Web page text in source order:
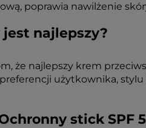
poprawia nawilżenie
jest najlepszy?
że najlepszy krem
użytkownika, stylu
stick SPF